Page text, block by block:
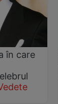
în care